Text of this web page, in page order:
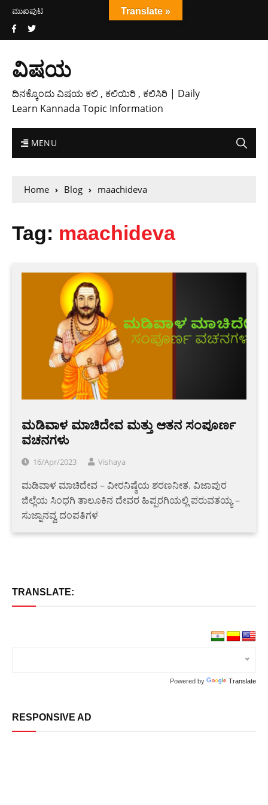
ಮುಖಪುಟ
ವಿಷಯ
ದಿನಕ್ಕೊಂದು ವಿಷಯ ಕಲಿ , ಕಲಿಯಿರಿ , ಕಲಿಸಿರಿ | Daily
Learn Kannada Topic Information
MENU
Home Blog maachideva
Tag: maachideva
ಮಡಿವಾಳ ಮಾಚಿದೇವ ಮತ್ತು ಆತನ ಸಂಪೂರ್ಣ
ವಚನಗಳು
16/Apr/2023 Vishaya
ಮಡಿವಾಳ ಮಾಚಿದೇವ – ವೀರನಿಷ್ಠೆಯ ಶರಣನೀತ. ವಿಜಾಪುರ
ಜಿಲ್ಲೆಯ ಸಿಂಧಗಿ ತಾಲೂಕಿನ ದೇವರ ಹಿಪ್ಪರಗಿಯಲ್ಲಿ ಪರುವತಯ್ಯ –
ಸುಜ್ನಾನವ್ವ ದಂಪತಿಗಳ
TRANSLATE:
Powered by Translate
RESPONSIVE AD
Translate »